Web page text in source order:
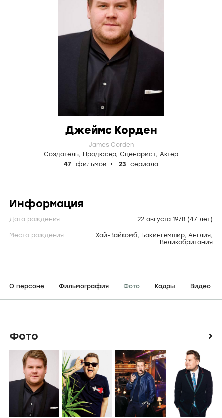
Джеймс Корден
James Corden
Создатель, Продюсер, Сценарист, Актер
47
фильмов 23 сериала
Информация
Дата рождения 22 августа 1978 (47 лет)
Место рождения
Хай-Вайкомб, Бакингемшир, Англия,
Великобритания
О персоне Фильмография Фото Кадры Видео
Фото icon